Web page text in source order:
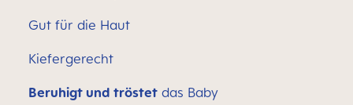
Gut für die Haut
Kiefergerecht
Beruhigt und tröstet das Baby